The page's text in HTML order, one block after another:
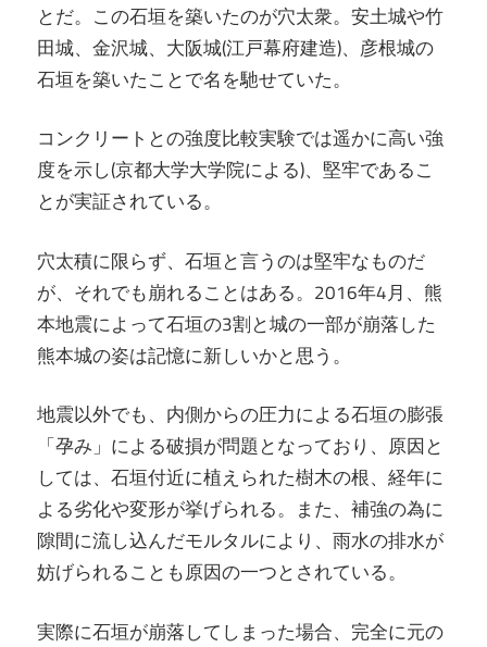
とだ。この石垣を築いたのが穴太衆。安土城や竹
田城、金沢城、大阪城(江戸幕府建造)、彦根城の
石垣を築いたことで名を馳せていた。
コンクリートとの強度比較実験では遥かに高い強
度を示し(京都大学大学院による)、堅牢であるこ
とが実証されている。
穴太積に限らず、石垣と言うのは堅牢なものだ
が、それでも崩れることはある。2016年4月、熊
本地震によって石垣の3割と城の一部が崩落した
熊本城の姿は記憶に新しいかと思う。
地震以外でも、内側からの圧力による石垣の膨張
「孕み」による破損が問題となっており、原因と
しては、石垣付近に植えられた樹木の根、経年に
よる劣化や変形が挙げられる。また、補強の為に
隙間に流し込んだモルタルにより、雨水の排水が
妨げられることも原因の一つとされている。
実際に石垣が崩落してしまった場合、完全に元の